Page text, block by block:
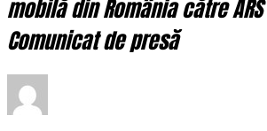
mobilă din România către ARS
Comunicat de presă